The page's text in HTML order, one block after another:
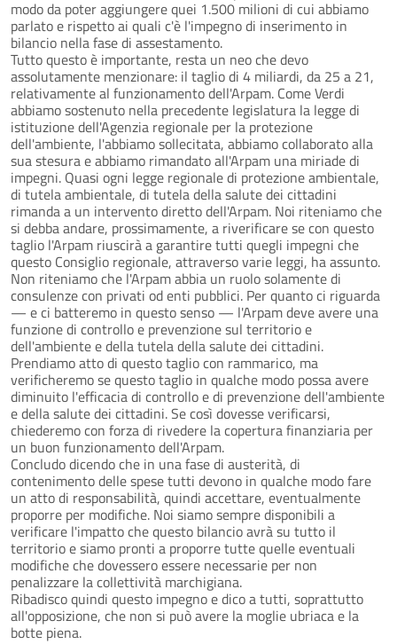
modo da poter aggiungere quei 1.500 milioni di cui abbiamo
parlato e rispetto ai quali c'è l'impegno di inserimento in
bilancio nella fase di assestamento.
Tutto questo è importante, resta un neo che devo
assolutamente menzionare: il taglio di 4 miliardi, da 25 a 21,
relativamente al funzionamento dell'Arpam. Come Verdi
abbiamo sostenuto nella precedente legislatura la legge di
istituzione dell'Agenzia regionale per la protezione
dell'ambiente, l'abbiamo sollecitata, abbiamo collaborato alla
sua stesura e abbiamo rimandato all'Arpam una miriade di
impegni. Quasi ogni legge regionale di protezione ambientale,
di tutela ambientale, di tutela della salute dei cittadini
rimanda a un intervento diretto dell'Arpam. Noi riteniamo che
si debba andare, prossimamente, a riverificare se con questo
taglio l'Arpam riuscirà a garantire tutti quegli impegni che
questo Consiglio regionale, attraverso varie leggi, ha assunto.
Non riteniamo che l'Arpam abbia un ruolo solamente di
consulenze con privati od enti pubblici. Per quanto ci riguarda
— e ci batteremo in questo senso — l'Arpam deve avere una
funzione di controllo e prevenzione sul territorio e
dell'ambiente e della tutela della salute dei cittadini.
Prendiamo atto di questo taglio con rammarico, ma
verificheremo se questo taglio in qualche modo possa avere
diminuito l'efficacia di controllo e di prevenzione dell'ambiente
e della salute dei cittadini. Se così dovesse verificarsi,
chiederemo con forza di rivedere la copertura finanziaria per
un buon funzionamento dell'Arpam.
Concludo dicendo che in una fase di austerità, di
contenimento delle spese tutti devono in qualche modo fare
un atto di responsabilità, quindi accettare, eventualmente
proporre per modifiche. Noi siamo sempre disponibili a
verificare l'impatto che questo bilancio avrà su tutto il
territorio e siamo pronti a proporre tutte quelle eventuali
modifiche che dovessero essere necessarie per non
penalizzare la collettività marchigiana.
Ribadisco quindi questo impegno e dico a tutti, soprattutto
all'opposizione, che non si può avere la moglie ubriaca e la
botte piena.